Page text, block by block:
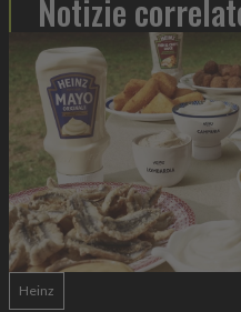
Notizie
Heinz